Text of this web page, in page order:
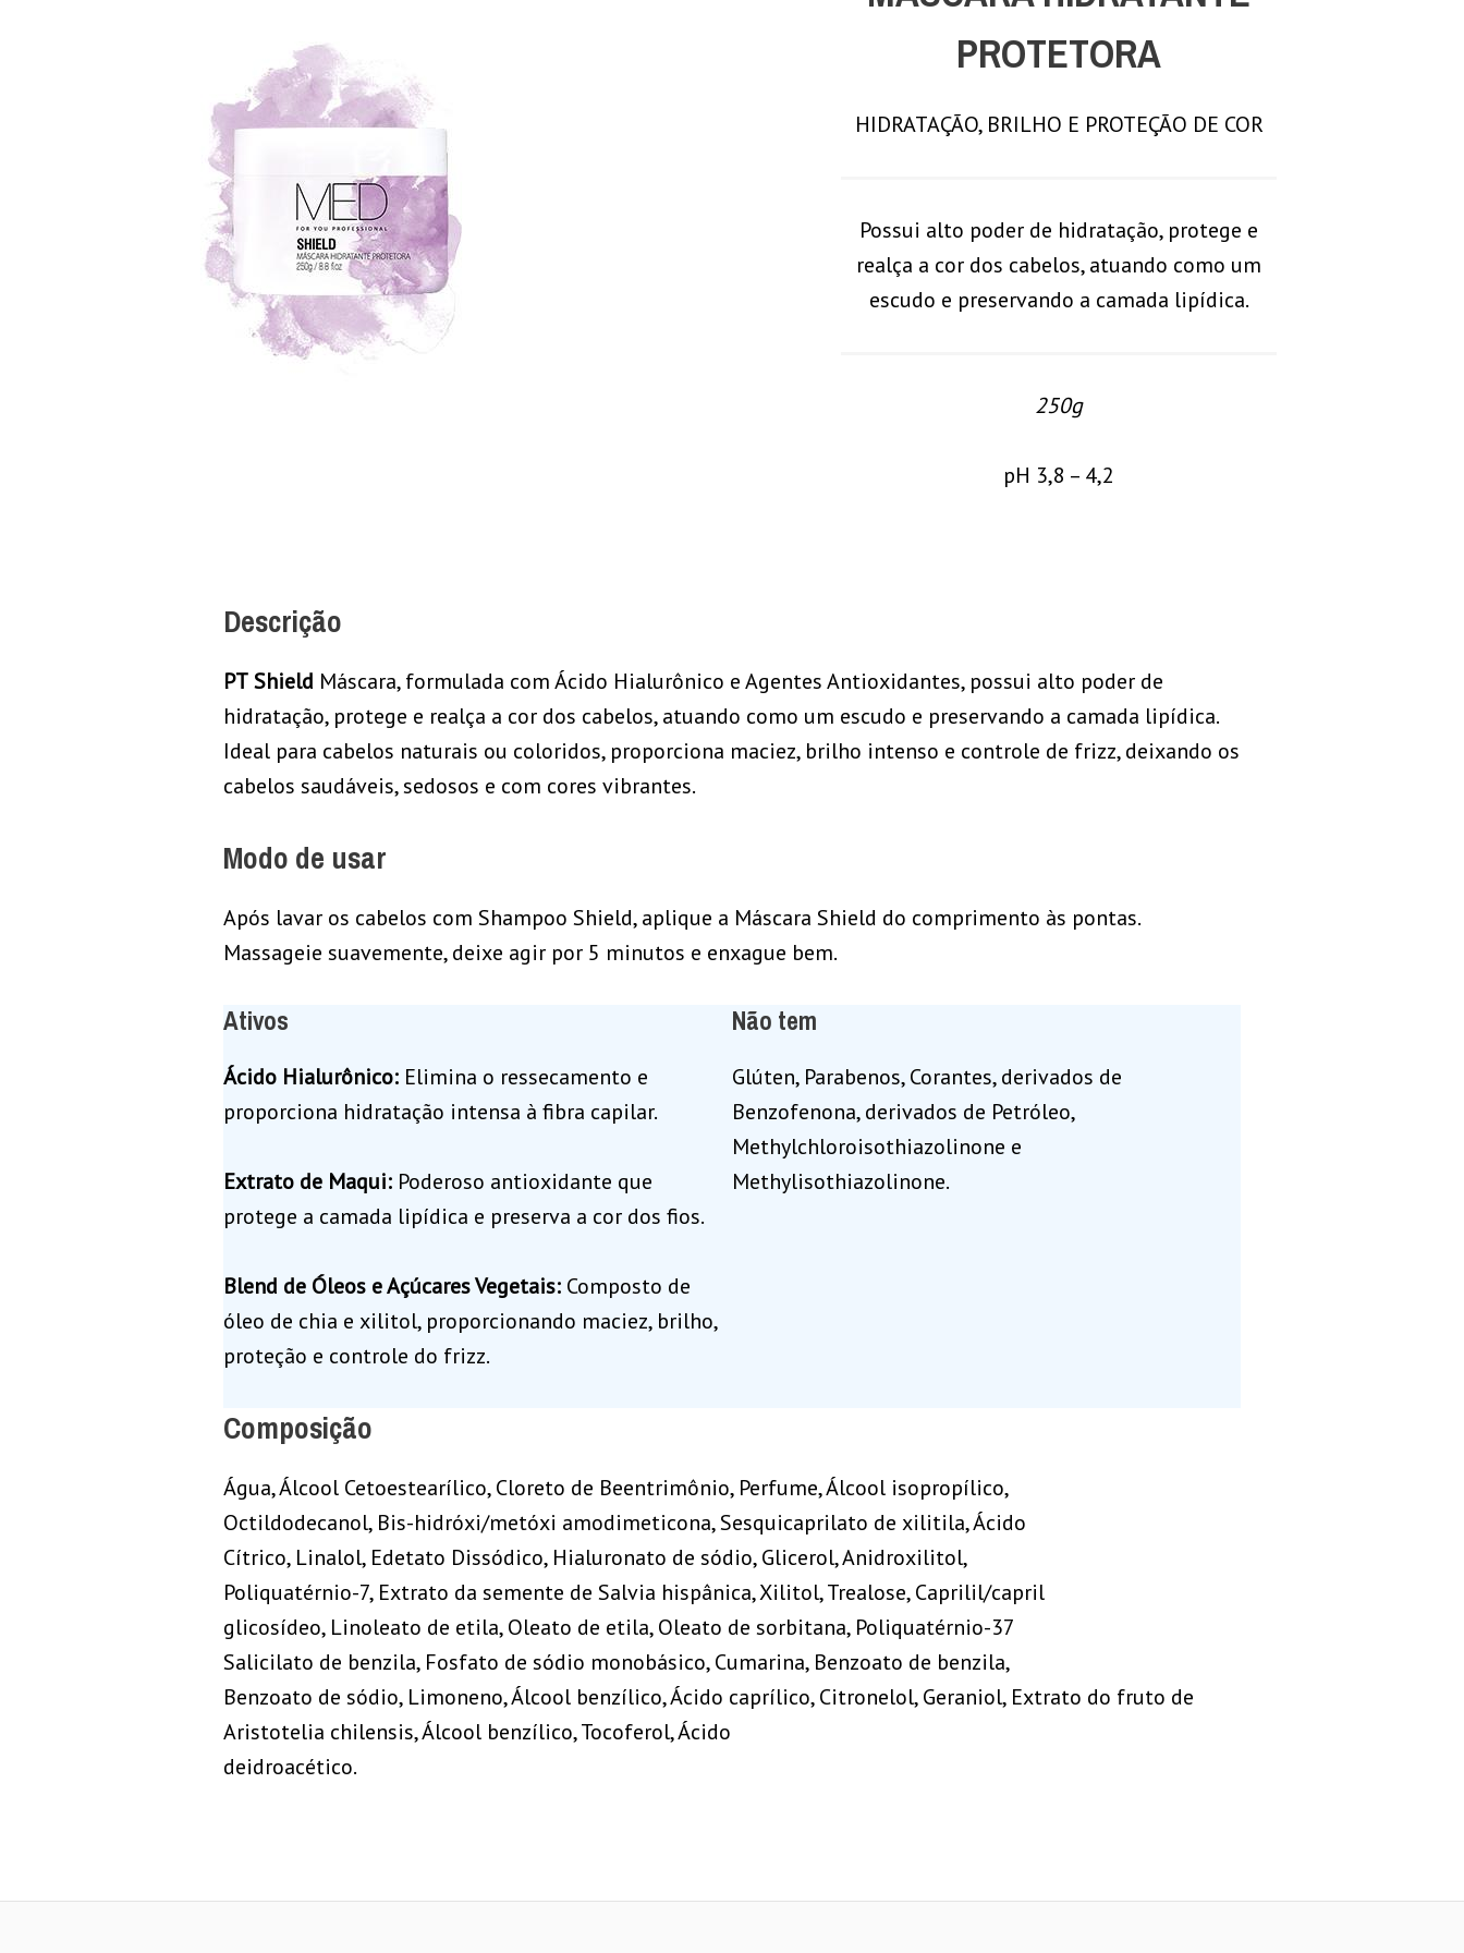
PROTETORA
HIDRATAÇÃO, BRILHO E PROTEÇÃO DE COR
Possui alto poder de hidratação, protege e
realça a cor dos cabelos, atuando como um
escudo e preservando a camada lipídica.
250g
pH 3,8 – 4,2
Descrição
PT Shield Máscara, formulada com Ácido Hialurônico e Agentes Antioxidantes, possui alto poder de
hidratação, protege e realça a cor dos cabelos, atuando como um escudo e preservando a camada lipídica.
Ideal para cabelos naturais ou coloridos, proporciona maciez, brilho intenso e controle de frizz, deixando os
cabelos saudáveis, sedosos e com cores vibrantes.
Modo de usar
Após lavar os cabelos com Shampoo Shield, aplique a Máscara Shield do comprimento às pontas.
Massageie suavemente, deixe agir por 5 minutos e enxague bem.
Ativos
Ácido Hialurônico: Elimina o ressecamento e
proporciona hidratação intensa à fibra capilar.
Extrato de Maqui: Poderoso antioxidante que
protege a camada lipídica e preserva a cor dos fios.
Blend de Óleos e Açúcares Vegetais: Composto de
óleo de chia e xilitol, proporcionando maciez, brilho,
proteção e controle do frizz.
Não tem
Glúten, Parabenos, Corantes, derivados de
Benzofenona, derivados de Petróleo,
Methylchloroisothiazolinone e
Methylisothiazolinone.
Composição
Água, Álcool Cetoestearílico, Cloreto de Beentrimônio, Perfume, Álcool isopropílico,
Octildodecanol, Bis-hidróxi/metóxi amodimeticona, Sesquicaprilato de xilitila, Ácido
Cítrico, Linalol, Edetato Dissódico, Hialuronato de sódio, Glicerol, Anidroxilitol,
Poliquatérnio-7, Extrato da semente de Salvia hispânica, Xilitol, Trealose, Caprilil/capril
glicosídeo, Linoleato de etila, Oleato de etila, Oleato de sorbitana, Poliquatérnio-37
Salicilato de benzila, Fosfato de sódio monobásico, Cumarina, Benzoato de benzila,
Benzoato de sódio, Limoneno, Álcool benzílico, Ácido caprílico, Citronelol, Geraniol, Extrato do fruto de
Aristotelia chilensis, Álcool benzílico, Tocoferol, Ácido
deidroacético.